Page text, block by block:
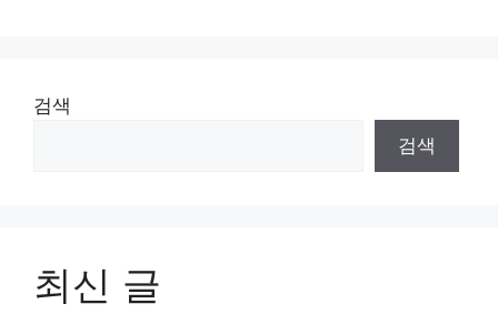
검색
검색
최신 글